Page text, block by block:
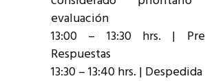
evaluación
13:00 – 13:30 hrs. |
Respuestas
13:30 – 13:40 hrs. | Despedida